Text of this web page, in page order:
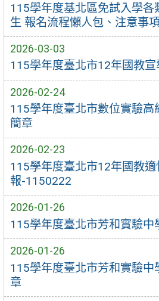
115學年度基北區免試入學各
生 報名流程懶人包、注意事
2026-03-03
115學年度臺北市12年國教宣
2026-02-24
115學年度臺北市數位實驗高
簡章
2026-02-23
115學年度臺北市12年國教
報-1150222
2026-01-26
115學年度臺北市芳和實驗中
2026-01-26
115學年度臺北市芳和實驗中
章